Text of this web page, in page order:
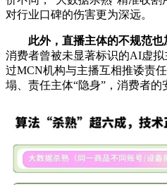
对行业口碑的伤害更为深远。
此外，直播主体的不规范也
消费者曾被未显著标识的AI虚拟
过MCN机构与主播互相推诿责
塌、责任主体“隐身”，消费者的